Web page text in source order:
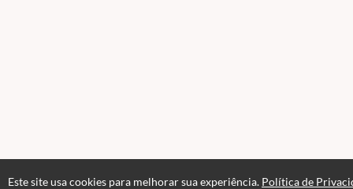
Este site usa cookies para melhorar sua experiência. Política de